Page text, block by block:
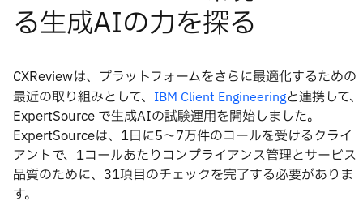
CXReviewは、プラットフォームをさらに最適化するための
最近の取り組みとして、 IBM Client Engineeringと連携して、
ExpertSource で生成AIの試験運用を開始しました。
ExpertSourceは、1日に5～7万件のコールを受けるクライ
アントで、1コールあたりコンプライアンス管理とサービス
品質のために、31項目のチェックを完了する必要がありま
す。